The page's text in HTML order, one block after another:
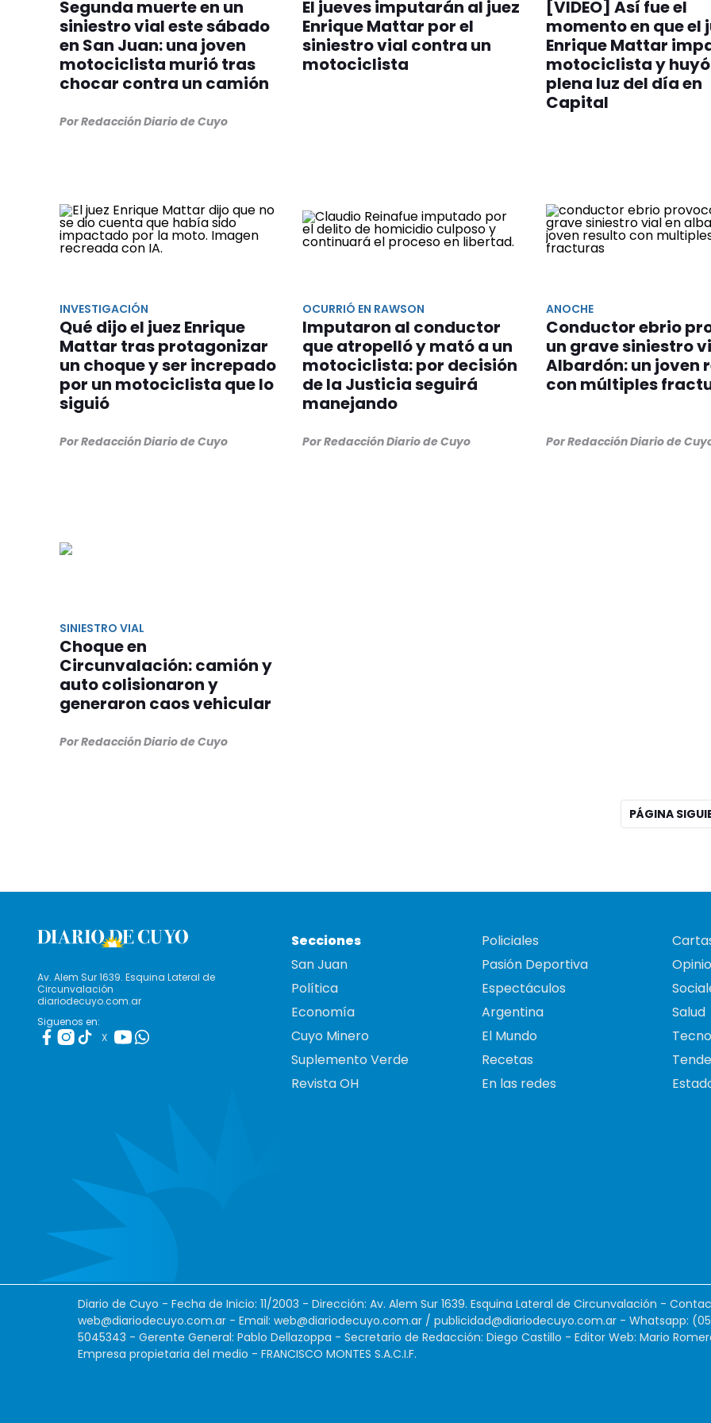
Segunda muerte en un
siniestro vial este sábado
en San Juan: una joven
motociclista murió tras
chocar contra un camión
Por Redacción Diario de Cuyo
El jueves imputarán al juez
Enrique Mattar por el
siniestro vial contra un
motociclista
[VIDEO] Así fue el
momento en que el
Enrique Mattar
motociclista y
plena luz del día en
Capital
INVESTIGACIÓN
Qué dijo el juez Enrique
Mattar tras protagonizar
un choque y ser increpado
por un motociclista que lo
siguió
Por Redacción Diario de Cuyo
OCURRIÓ EN RAWSON
Imputaron al conductor
que atropelló y mató a un
motociclista: por decisión
de la Justicia seguirá
manejando
Por Redacción Diario de Cuyo
ANOCHE
Conductor ebrio
un grave siniestro
Albardón: un joven
con múltiples
Por Redacción Diario de
SINIESTRO VIAL
Choque en
Circunvalación: camión y
auto colisionaron y
generaron caos vehicular
Por Redacción Diario de Cuyo
PÁGINA
Av. Alem Sur 1639. Esquina Lateral de
Circunvalación
diariodecuyo.com.ar
Siguenos en:
X
Secciones
San Juan
Política
Economía
Cuyo Minero
Suplemento Verde
Revista OH
Policiales
Pasión Deportiva
Espectáculos
Argentina
El Mundo
Recetas
En las redes
Salud
Diario de Cuyo - Fecha de Inicio: 11/2003 - Dirección: Av. Alem Sur 1639. Esquina Lateral de Circunvalación -
web@diariodecuyo.com.ar - Email: web@diariodecuyo.com.ar / publicidad@diariodecuyo.com.ar - Whatsapp:
5045343 - Gerente General: Pablo Dellazoppa - Secretario de Redacción: Diego Castillo - Editor Web: Mario
Empresa propietaria del medio - FRANCISCO MONTES S.A.C.I.F.